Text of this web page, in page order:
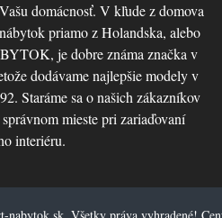
domácnosť. V kľude z domova
priamo z Holandska, alebo
je dobre známa značka v
dodávame najlepšie modely v
Staráme sa o našich zákazníkov
mieste pri zariaďovaní
interiéru.